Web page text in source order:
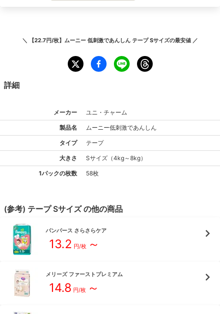
＼ 【22.7円/枚】ムーニー 低刺激であんしん テープ Sサイズの最安値 ／
詳細
メーカー ユニ・チャーム
製品名 ムーニー低刺激であんしん
タイプ テープ
大きさ Sサイズ （4kg～8kg）
1パックの枚数 58枚
(参考) テープ Sサイズの他の商品
パンパース さらさらケア
13.2 円/枚 ～
メリーズ ファーストプレミアム
14.8 円/枚 ～